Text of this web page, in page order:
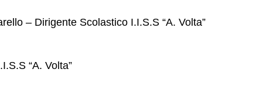
– Dirigente Scolastico I.I.S.S “A. Volta”
“A. Volta”